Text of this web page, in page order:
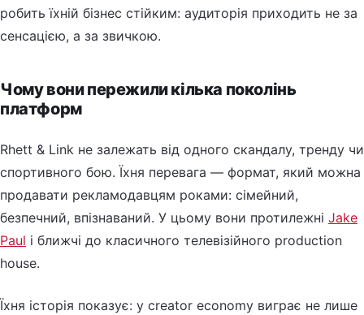
робить їхній бізнес стійким: аудиторія приходить не за
сенсацією, а за звичкою.
Чому вони пережили кілька поколінь
платформ
Rhett & Link не залежать від одного скандалу, тренду чи
спортивного бою. Їхня перевага — формат, який можна
продавати рекламодавцям роками: сімейний,
безпечний, впізнаваний. У цьому вони протилежні Jake
Paul і ближчі до класичного телевізійного production
house.
Їхня історія показує: у creator economy виграє не лише